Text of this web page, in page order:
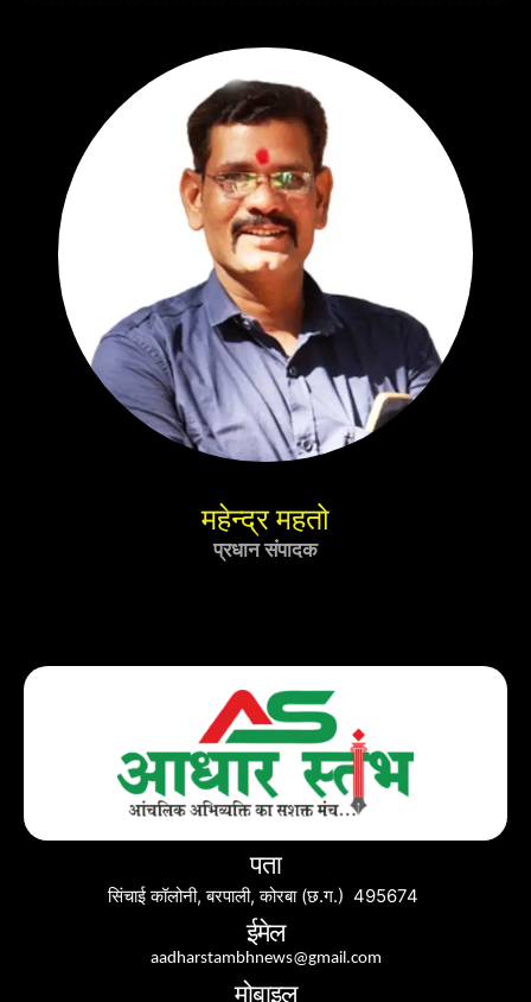
महेन्द्र महतो
प्रधान संपादक
पता
सिंचाई कॉलोनी, बरपाली, कोरबा (छ.ग.) 495674
ईमेल
aadharstambhnews@gmail.com
मोबाइल